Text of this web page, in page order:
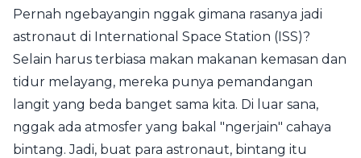
Pernah ngebayangin nggak gimana rasanya jadi
astronaut di International Space Station (ISS)?
Selain harus terbiasa makan makanan kemasan dan
tidur melayang, mereka punya pemandangan
langit yang beda banget sama kita. Di luar sana,
nggak ada atmosfer yang bakal "ngerjain" cahaya
bintang. Jadi, buat para astronaut, bintang itu